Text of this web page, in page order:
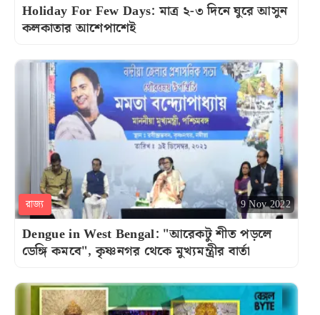
Holiday For Few Days: মাত্র ২-৩ দিনে ঘুরে আসুন
কলকাতার আশেপাশেই
রাজ্য 9 Nov 2022
Dengue in West Bengal: "আরেকটু শীত পড়লে
ডেঙ্গি কমবে", কৃষ্ণনগর থেকে মুখ্যমন্ত্রীর বার্তা